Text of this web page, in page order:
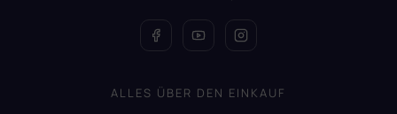
ALLES ÜBER DEN EINKAUF